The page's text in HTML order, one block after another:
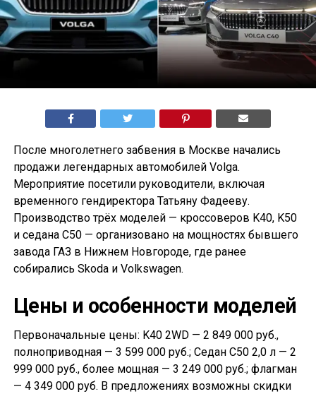
После многолетнего забвения в Москве начались
продажи легендарных автомобилей Volga.
Мероприятие посетили руководители, включая
временного гендиректора Татьяну Фадееву.
Производство трёх моделей — кроссоверов K40, K50
и седана С50 — организовано на мощностях бывшего
завода ГАЗ в Нижнем Новгороде, где ранее
собирались Skoda и Volkswagen.
Цены и особенности моделей
Первоначальные цены: K40 2WD — 2 849 000 руб.,
полноприводная — 3 599 000 руб.; Седан С50 2,0 л — 2
999 000 руб., более мощная — 3 249 000 руб.; флагман
— 4 349 000 руб. В предложениях возможны скидки